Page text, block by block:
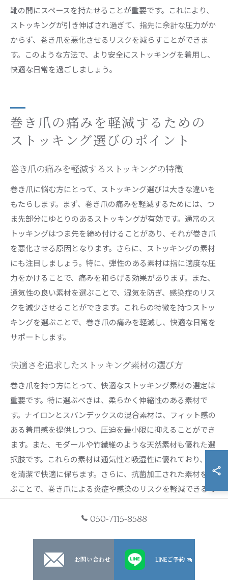
靴の間にスペースを持たせることが重要です。これにより、
ストッキングが引き伸ばされ過ぎて、指先に余計な圧力がか
からず、巻き爪を悪化させるリスクを減らすことができま
す。このような方法で、より安全にストッキングを着用し、
快適な日常を過ごしましょう。
巻き爪の痛みを軽減するための
ストッキング選びのポイント
巻き爪の痛みを軽減するストッキングの特徴
巻き爪に悩む方にとって、ストッキング選びは大きな違いを
もたらします。まず、巻き爪の痛みを軽減するためには、つ
ま先部分にゆとりのあるストッキングが有効です。通常のス
トッキングはつま先を締め付けることがあり、それが巻き爪
を悪化させる原因となります。さらに、ストッキングの素材
にも注目しましょう。特に、弾性のある素材は指に適度な圧
力をかけることで、痛みを和らげる効果があります。また、
通気性の良い素材を選ぶことで、湿気を防ぎ、感染症のリス
クを減少させることができます。これらの特徴を持つストッ
キングを選ぶことで、巻き爪の痛みを軽減し、快適な日常を
サポートします。
快適さを追求したストッキング素材の選び方
巻き爪を持つ方にとって、快適なストッキング素材の選定は
重要です。特に選ぶべきは、柔らかく伸縮性のある素材で
す。ナイロンとスパンデックスの混合素材は、フィット感の
ある着用感を提供しつつ、圧迫を最小限に抑えることができ
ます。また、モダールや竹繊維のような天然素材も優れた選
択肢です。これらの素材は通気性と吸湿性に優れており、足
を清潔で快適に保ちます。さらに、抗菌加工された素材を選
ぶことで、巻き爪による炎症や感染のリスクを軽減できるで
し、自分の足に最適なものを探しましょう。
痛みを抑えるためのストッキングのフィット感
巻き爪の痛みを軽減するためには、ストッキングのフィット
050-7115-8588
お問い合わせ LINEご予約